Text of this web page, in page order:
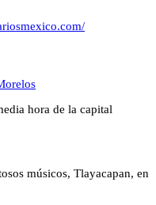
hora de la capital
músicos, Tlayacapan, en